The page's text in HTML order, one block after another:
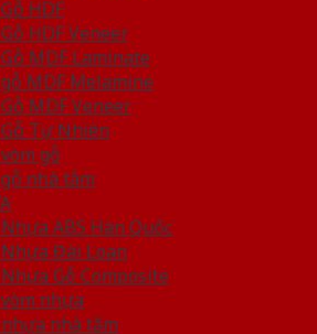
HDF
HDF Veneer
MDF Laminate
MDF Melamine
MDF Veneer
Tự Nhiên
gỗ
nhà tắm
ABS Hàn Quốc
Đài Loan
Gỗ Composite
nhựa
nhà tắm